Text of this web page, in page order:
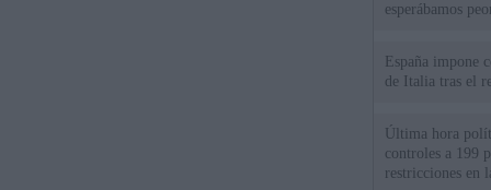
esperábamos
España impone
de Italia tras el
Última hora
controles a 199
restricciones en